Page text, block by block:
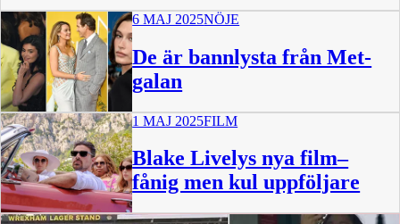
6 MAJ 2025NÖJE
De är bannlysta från Met-
galan
1 MAJ 2025FILM
Blake Livelys nya film–
fånig men kul uppföljare